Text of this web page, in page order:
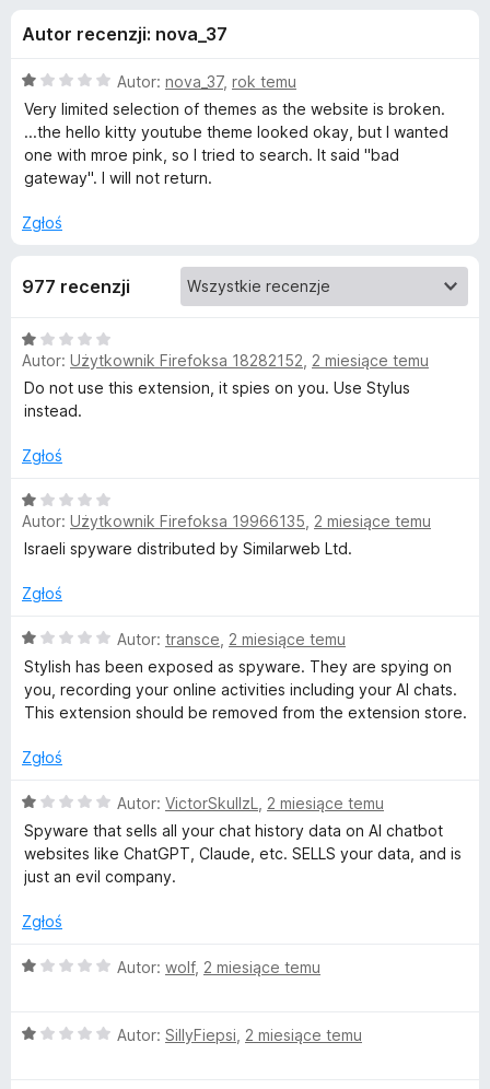
k
F
i
x
e
d
o
a
t
k
u
S
t
l
i
h
-
u
s
Autor recenzji: nova_37
O
c
n
a
1
Autor: nova_37, rok temu
Very limited selection of themes as the website is broken.
...the hello kitty youtube theme looked okay, but I wanted
one with mroe pink, so I tried to search. It said "bad
gateway". I will not return.
Zgłoś
977 recenzji
O
c
e
n
:
/
5
Autor: Użytkownik Firefoksa 18282152 2 miesiące temu
Do not use this extension, it spies on you. Use Stylus
instead.
Zgłoś
O
c
e
a
1
/
5
Autor: Użytkownik Firefoksa 19966135 2 miesiące temu
Israeli spyware distributed by Similarweb Ltd.
Zgłoś
O
c
e
n
:
/
5
Autor: transce 2 miesiące temu
Stylish has been exposed as spyware. They are spying on
you, recording your online activities including your AI chats.
This extension should be removed from the extension store.
Zgłoś
O
c
e
n
:
/
Autor: VictorSkullzL
2 miesiące temu
Spyware that sells all your chat history data on AI chatbot
websites like ChatGPT, Claude, etc. SELLS your data, and is
just an evil company.
Zgłoś
O
n
Autor: wolf, 2 miesiące temu
O
Autor: SillyFiepsi 2 miesiące temu